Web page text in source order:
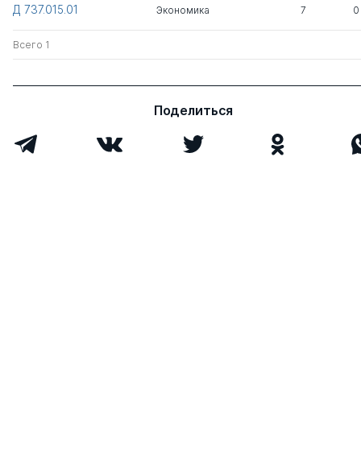
Д 737.015.01 Экономика 7 0
Всего 1
Поделиться